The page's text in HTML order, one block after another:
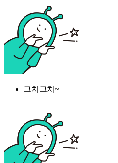
그치그치~